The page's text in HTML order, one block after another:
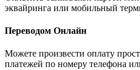
эквайринга или мобильный
Переводом Онлайн
Можете произвести оплату
платежей по номеру телефона